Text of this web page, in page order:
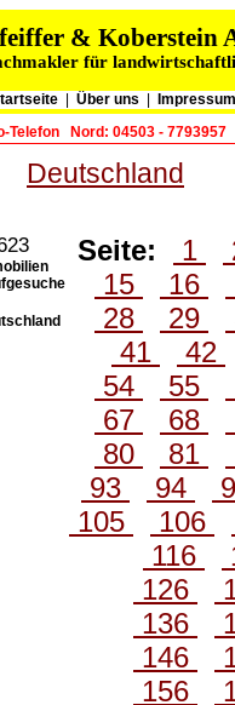
& Koberstein
für
Über uns
Telefon
Nord: 04503 - 7793957
Deutschland
Seite: 1
15
16
28
29
41
42
54
55
67
68
80
81
93
94
105
106
116
126
136
146
156